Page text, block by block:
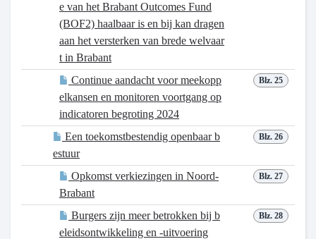
e van het Brabant Outcomes Fund
(BOF2) haalbaar is en bij kan dragen
aan het versterken van brede welvaar
t in Brabant
Blz. 25
Continue aandacht voor meekopp
elkansen en monitoren voortgang op
indicatoren begroting 2024
Blz. 26
Een toekomstbestendig openbaar b
estuur
Blz. 27
Opkomst verkiezingen in Noord-
Brabant
Blz. 28
Burgers zijn meer betrokken bij b
eleidsontwikkeling en -uitvoering